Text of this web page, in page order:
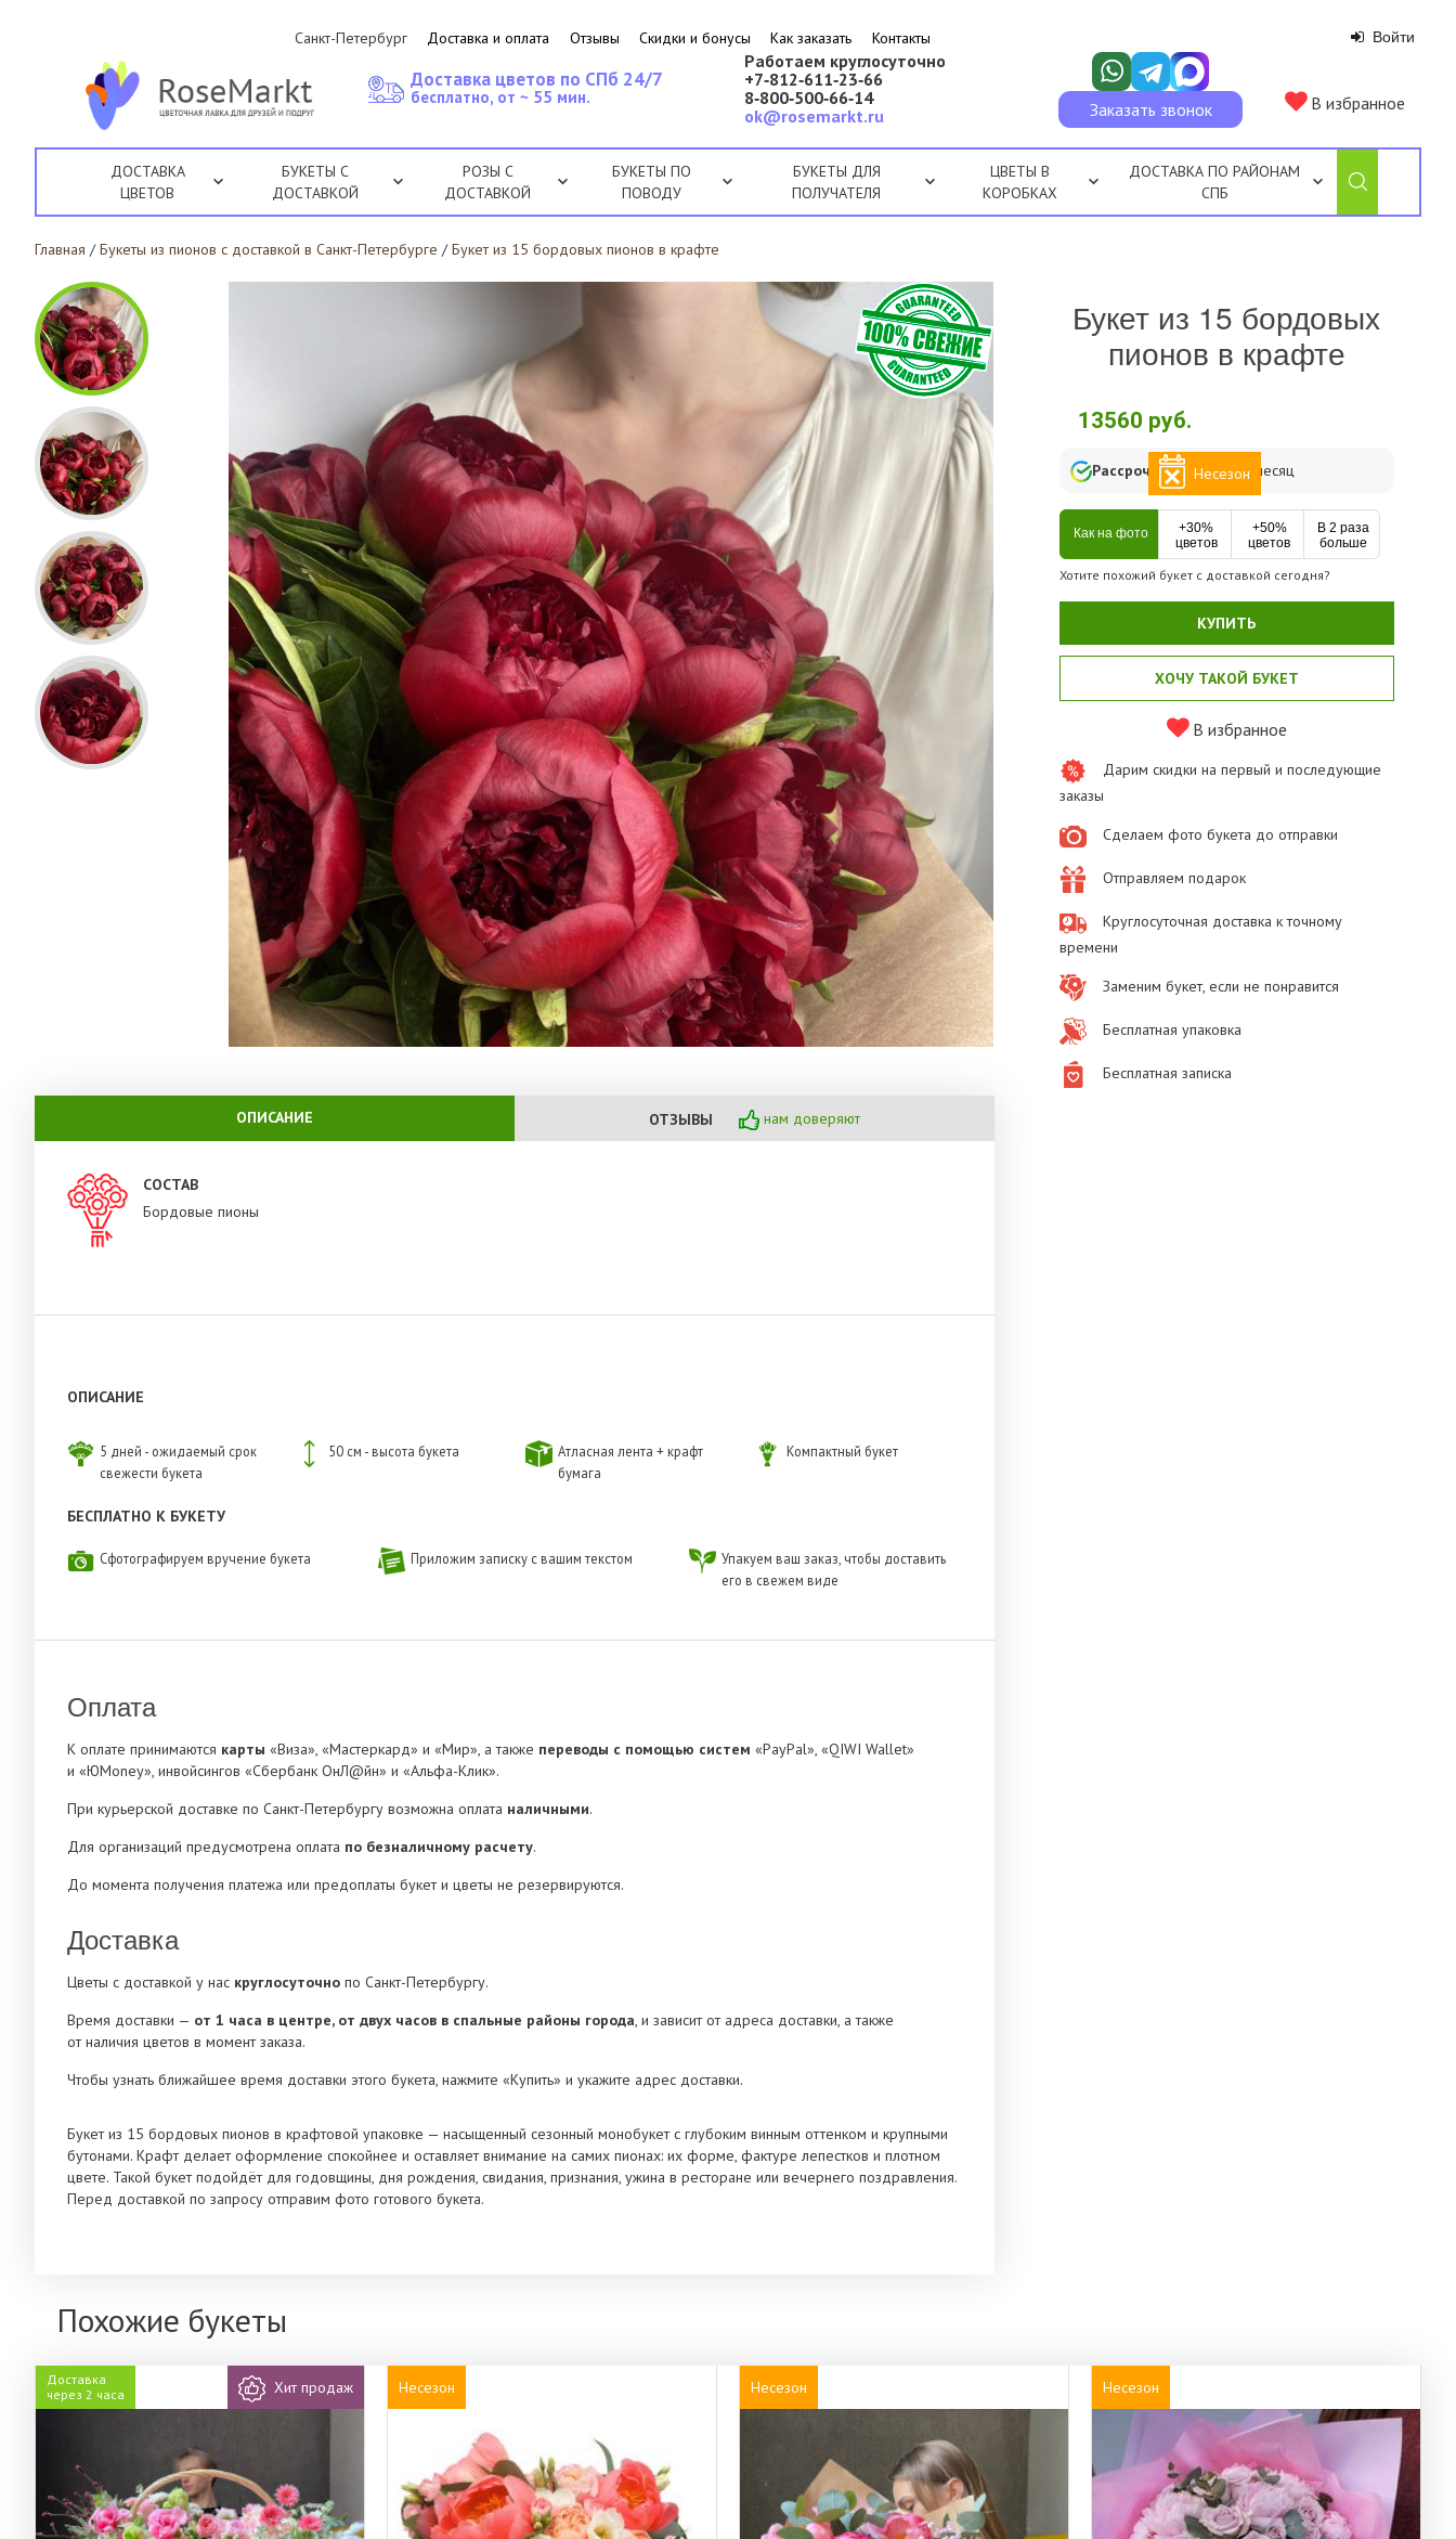
Санкт-Петербург Доставка и оплата Отзывы Скидки и бонусы Как заказать Контакты Войти
Работаем круглосуточно
+7‑812‑611‑23‑66
8‑800‑500‑66‑14
ok@rosemarkt.ru
Заказать звонок В избранное
Доставка цветов по СПб 24/7
бесплатно, от ~ 55 мин.
ДОСТАВКА
ЦВЕТОВ
БУКЕТЫ С
ДОСТАВКОЙ
РОЗЫ С
ДОСТАВКОЙ
БУКЕТЫ ПО
ПОВОДУ
БУКЕТЫ ДЛЯ
ПОЛУЧАТЕЛЯ
ЦВЕТЫ В
КОРОБКАХ
ДОСТАВКА ПО РАЙОНАМ
СПБ
Главная / Букеты из пионов с доставкой в Санкт-Петербурге / Букет из 15 бордовых пионов в крафте
ОПИСАНИЕ ОТЗЫВЫ нам доверяют
СОСТАВ
Бордовые пионы
ОПИСАНИЕ
5 дней - ожидаемый срок
свежести букета
50 см - высота букета
Атласная лента + крафт
бумага
Компактный букет
БЕСПЛАТНО К БУКЕТУ
Сфотографируем вручение букета Приложим записку с вашим текстом
Упакуем ваш заказ, чтобы доставить
его в свежем виде
Оплата
К оплате принимаются карты «Виза», «Мастеркард» и «Мир», а также переводы с помощью систем «PayPal», «QIWI Wallet»
и «ЮMoney», инвойсингов «Сбербанк ОнЛ@йн» и «Альфа-Клик».
При курьерской доставке по Санкт-Петербургу возможна оплата наличными.
Для организаций предусмотрена оплата по безналичному расчету.
До момента получения платежа или предоплаты букет и цветы не резервируются.
Доставка
Цветы с доставкой у нас круглосуточно по Санкт-Петербургу.
Время доставки — от 1 часа в центре, от двух часов в спальные районы города, и зависит от адреса доставки, а также
от наличия цветов в момент заказа.
Чтобы узнать ближайшее время доставки этого букета, нажмите «Купить» и укажите адрес доставки.
Букет из 15 бордовых пионов в крафтовой упаковке — насыщенный сезонный монобукет с глубоким винным оттенком и крупными
бутонами. Крафт делает оформление спокойнее и оставляет внимание на самих пионах: их форме, фактуре лепестков и плотном
цвете. Такой букет подойдёт для годовщины, дня рождения, свидания, признания, ужина в ресторане или вечернего поздравления.
Перед доставкой по запросу отправим фото готового букета.
Букет из 15 бордовых
пионов в крафте
Несезон
13560 руб.
Рассрочкаот 2260₽ в месяц
Как на фото
+30%
цветов
+50%
цветов
В 2 раза
больше
Хотите похожий букет с доставкой сегодня?
КУПИТЬ
ХОЧУ ТАКОЙ БУКЕТ
В избранное
Дарим скидки на первый и последующие
заказы
Сделаем фото букета до отправки
Отправляем подарок
Круглосуточная доставка к точному
времени
Заменим букет, если не понравится
Бесплатная упаковка
Бесплатная записка
Похожие букеты
Доставка
через 2 часа
Хит продаж Несезон Несезон Несезон